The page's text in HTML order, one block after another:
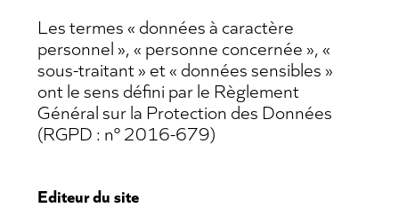
Les termes « données à caractère
personnel », « personne concernée », «
sous-traitant » et « données sensibles »
ont le sens défini par le Règlement
Général sur la Protection des Données
(RGPD : n° 2016-679)
Editeur du site